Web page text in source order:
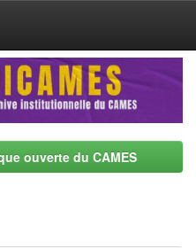
ouverte du CAMES